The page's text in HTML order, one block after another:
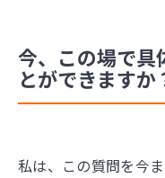
今、この場で具
とができますか
私は、この質問を今